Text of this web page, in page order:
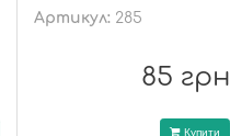
Артикул: 285
85 грн
Купити